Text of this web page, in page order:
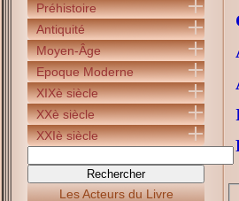
Préhistoire
Antiquité
Moyen-Âge
Epoque Moderne
XIXè siècle
XXè siècle
XXIè siècle
Les Acteurs du Livre